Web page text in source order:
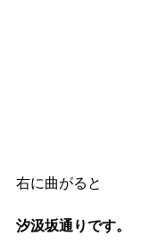
右に曲がると
汐汲坂通りです。